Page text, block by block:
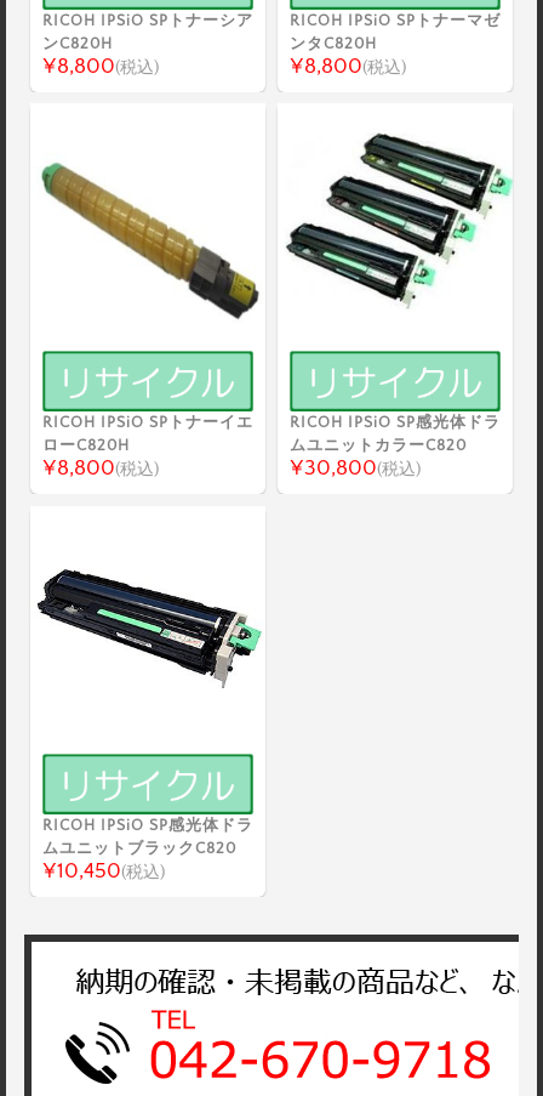
RICOH IPSiO SPトナーシア
ンC820H
¥8,800(税込)
RICOH IPSiO SPトナーマゼ
ンタC820H
¥8,800(税込)
RICOH IPSiO SPトナーイエ
ローC820H
¥8,800(税込)
RICOH IPSiO SP感光体ドラ
ムユニットカラーC820
¥30,800(税込)
RICOH IPSiO SP感光体ドラ
ムユニットブラックC820
¥10,450(税込)